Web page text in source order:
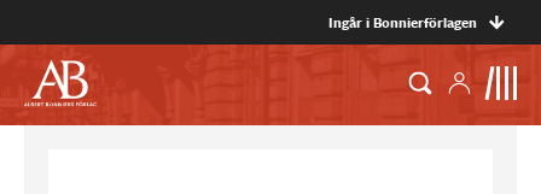
Ingår i Bonnierförlagen